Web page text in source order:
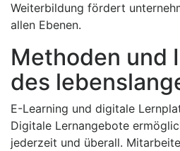
Weiterbildung fördert
allen Ebenen.
Methoden und
des
E-Learning und digitale
Digitale Lernangebote
jederzeit und überall.